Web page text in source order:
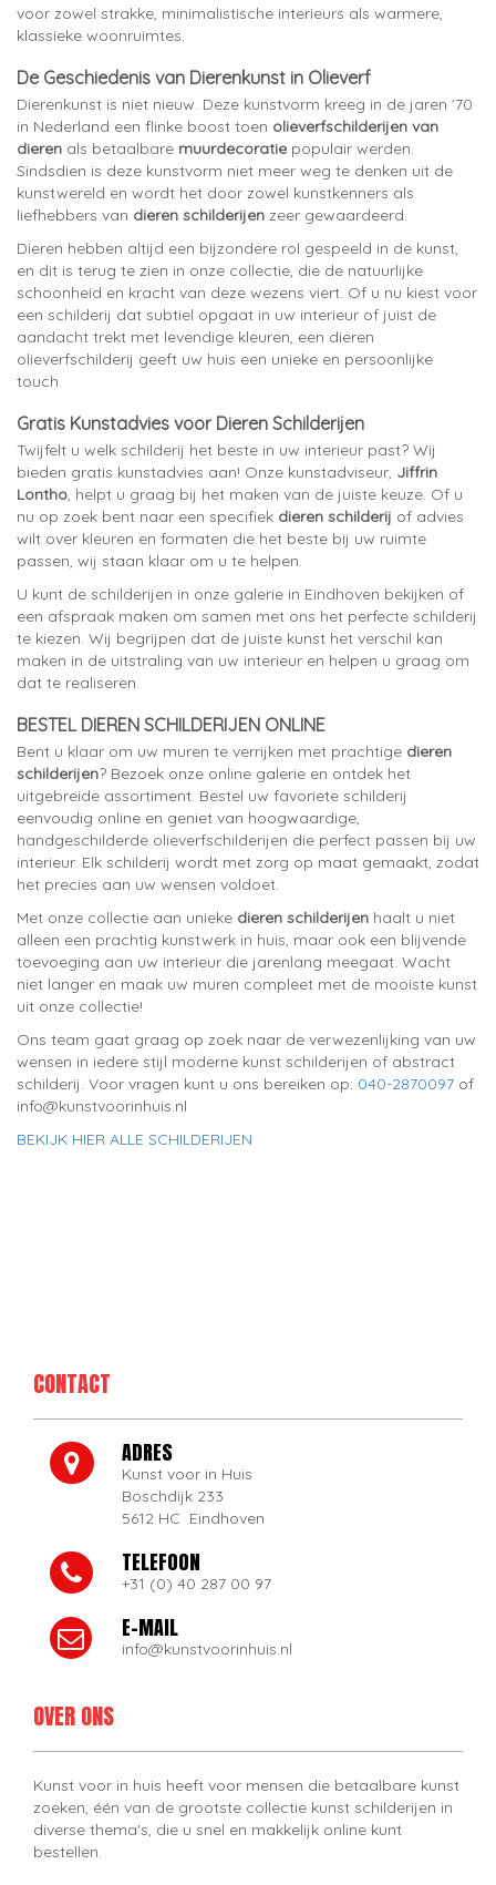
voor zowel strakke, minimalistische interieurs als warmere,
klassieke woonruimtes.
De Geschiedenis van Dierenkunst in Olieverf
Dierenkunst is niet nieuw. Deze kunstvorm kreeg in de jaren '70
in Nederland een flinke boost toen olieverfschilderijen van
dieren als betaalbare muurdecoratie populair werden.
Sindsdien is deze kunstvorm niet meer weg te denken uit de
kunstwereld en wordt het door zowel kunstkenners als
liefhebbers van dieren schilderijen zeer gewaardeerd.
Dieren hebben altijd een bijzondere rol gespeeld in de kunst,
en dit is terug te zien in onze collectie, die de natuurlijke
schoonheid en kracht van deze wezens viert. Of u nu kiest voor
een schilderij dat subtiel opgaat in uw interieur of juist de
aandacht trekt met levendige kleuren, een dieren
olieverfschilderij geeft uw huis een unieke en persoonlijke
touch.
Gratis Kunstadvies voor Dieren Schilderijen
Twijfelt u welk schilderij het beste in uw interieur past? Wij
bieden gratis kunstadvies aan! Onze kunstadviseur, Jiffrin
Lontho, helpt u graag bij het maken van de juiste keuze. Of u
nu op zoek bent naar een specifiek dieren schilderij of advies
wilt over kleuren en formaten die het beste bij uw ruimte
passen, wij staan klaar om u te helpen.
U kunt de schilderijen in onze galerie in Eindhoven bekijken of
een afspraak maken om samen met ons het perfecte schilderij
te kiezen. Wij begrijpen dat de juiste kunst het verschil kan
maken in de uitstraling van uw interieur en helpen u graag om
dat te realiseren.
BESTEL DIEREN SCHILDERIJEN ONLINE
Bent u klaar om uw muren te verrijken met prachtige dieren
schilderijen? Bezoek onze online galerie en ontdek het
uitgebreide assortiment. Bestel uw favoriete schilderij
eenvoudig online en geniet van hoogwaardige,
handgeschilderde olieverfschilderijen die perfect passen bij uw
interieur. Elk schilderij wordt met zorg op maat gemaakt, zodat
het precies aan uw wensen voldoet.
Met onze collectie aan unieke dieren schilderijen haalt u niet
alleen een prachtig kunstwerk in huis, maar ook een blijvende
toevoeging aan uw interieur die jarenlang meegaat. Wacht
niet langer en maak uw muren compleet met de mooiste kunst
uit onze collectie!
Ons team gaat graag op zoek naar de verwezenlijking van uw
wensen in iedere stijl moderne kunst schilderijen of abstract
schilderij. Voor vragen kunt u ons bereiken op: 040-2870097 of
info@kunstvoorinhuis.nl
BEKIJK HIER ALLE SCHILDERIJEN
CONTACT
ADRES
Kunst voor in Huis
Boschdijk 233
5612 HC Eindhoven
TELEFOON
+31 (0) 40 287 00 97
E-MAIL
info@kunstvoorinhuis.nl
OVER ONS
Kunst voor in huis heeft voor mensen die betaalbare kunst
zoeken, één van de grootste collectie kunst schilderijen in
diverse thema's, die u snel en makkelijk online kunt
bestellen.